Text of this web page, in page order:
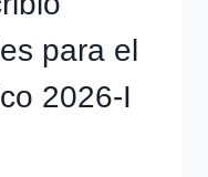
para el
2026-I